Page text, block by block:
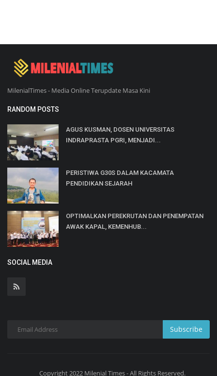
MilenialTimes - Media Online Terupdate Masa Kini
RANDOM POSTS
AGUS KUSMAN, DOSEN UNIVERSITAS
INDRAPRASTA PGRI, MENJADI...
PERISTIWA G30S DALAM KACAMATA
PENDIDIKAN SEJARAH
OPTIMALKAN PEREKRUTAN DAN PENEMPATAN
AWAK KAPAL, KEMENHUB...
SOCIAL MEDIA
Subscribe
Copyright 2022 Milenial Times - All Rights Reserved.